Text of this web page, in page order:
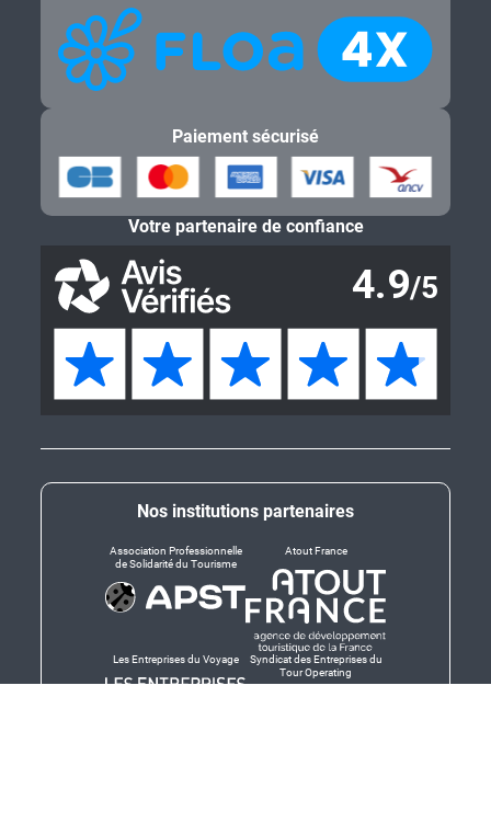
Nos institutions partenaires
Association Professionnelle
de Solidarité du Tourisme
Atout France
Les Entreprises du Voyage
Syndicat des Entreprises du
Tour Operating
Paiement sécurisé
Votre partenaire de confiance